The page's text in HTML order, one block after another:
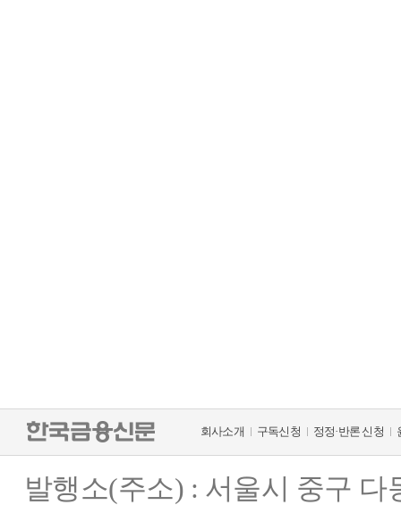
회사소개 구독신청 정정·반론 신청
발행소(주소) : 서울시 중구